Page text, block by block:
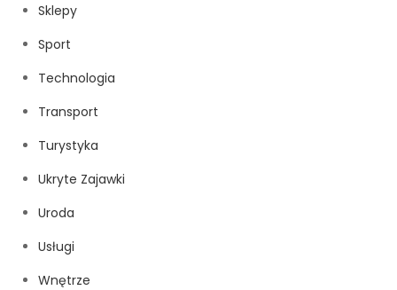
Sklepy
Sport
Technologia
Transport
Turystyka
Ukryte Zajawki
Uroda
Usługi
Wnętrze